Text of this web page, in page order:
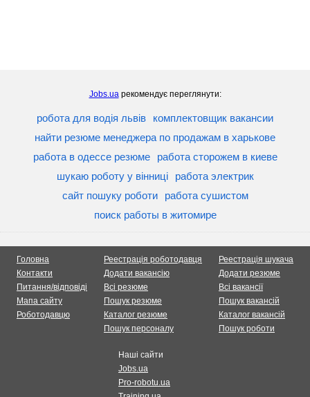
Jobs.uaрекомендує переглянути:
робота для водія львів
комплектовщик вакансии
найти резюме менеджера по продажам в харькове
работа в одессе резюме
работа сторожем в киеве
шукаю роботу у вінниці
работа электрик
сайт пошуку роботи
работа сушистом
поиск работы в житомире
Головна
Контакти
Питання/відповіді
Мапа сайту
Роботодавцю
Реестрація роботодавця
Додати вакансію
Всі резюме
Пошук резюме
Каталог резюме
Пошук персоналу
Реестрація шукача
Додати резюме
Всі вакансії
Пошук вакансій
Каталог вакансій
Пошук роботи
Наші сайти
Jobs.ua
Pro-robotu.ua